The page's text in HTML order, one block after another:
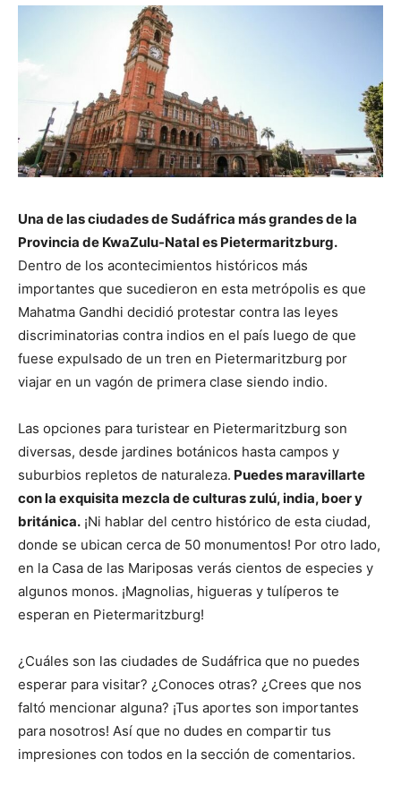
Una de las ciudades de Sudáfrica más grandes de la
Provincia de KwaZulu-Natal es Pietermaritzburg.
Dentro de los acontecimientos históricos más
importantes que sucedieron en esta metrópolis es que
Mahatma Gandhi decidió protestar contra las leyes
discriminatorias contra indios en el país luego de que
fuese expulsado de un tren en Pietermaritzburg por
viajar en un vagón de primera clase siendo indio.
Las opciones para turistear en Pietermaritzburg son
diversas, desde jardines botánicos hasta campos y
suburbios repletos de naturaleza. Puedes maravillarte
con la exquisita mezcla de culturas zulú, india, boer y
británica. ¡Ni hablar del centro histórico de esta ciudad,
donde se ubican cerca de 50 monumentos! Por otro lado,
en la Casa de las Mariposas verás cientos de especies y
algunos monos. ¡Magnolias, higueras y tulíperos te
esperan en Pietermaritzburg!
¿Cuáles son las ciudades de Sudáfrica que no puedes
esperar para visitar? ¿Conoces otras? ¿Crees que nos
faltó mencionar alguna? ¡Tus aportes son importantes
para nosotros! Así que no dudes en compartir tus
impresiones con todos en la sección de comentarios.